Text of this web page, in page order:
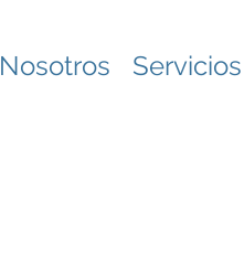
Nosotros Servicios